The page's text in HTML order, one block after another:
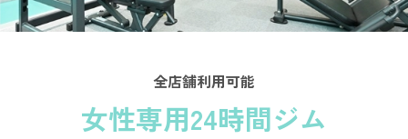
全店舗利用可能
女性専用24時間ジム